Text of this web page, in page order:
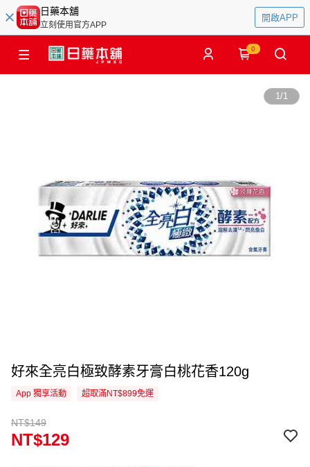
日藥本舖
立刻使用官方APP
開啟APP
0
1/1
好來全亮白極致酵素牙膏白桃花香120g
App 獨享活動 超取滿NT$899免運
NT$149
NT$129